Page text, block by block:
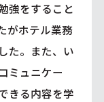
強をすること
がホテル業務
た。また、い
ミュニケー
きる内容を学